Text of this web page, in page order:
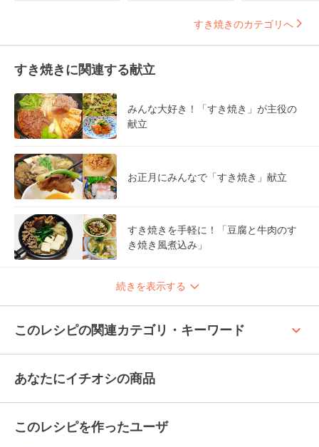
すき焼きのカテゴリへ
すき焼きに関連する献立
みんな大好き！「すき焼き」が主役の
献立
お正月にみんなで「すき焼き」献立
すき焼きを手軽に！「豆腐と牛肉のす
き焼き風煮込み」
続きを表示する
このレシピの関連カテゴリ・キーワード keyboard_arrow_up
あなたにイチオシの商品
このレシピを作ったユーザ